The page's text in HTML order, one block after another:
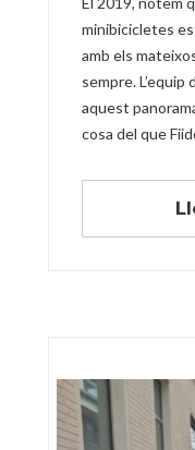
minibicicletes
amb els
sempre.
aquest
cosa del que